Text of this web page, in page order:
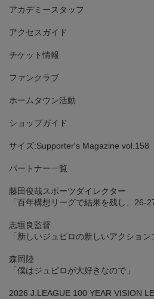
アカデミースタッフ
アクセスガイド
チケット情報
ファンクラブ
ホームタウン活動
ショップガイド
サイズ:Supporter's Magazine vol.158
パートナー一覧
藤田俊哉スポーツダイレクター
「百年構想リーグで結果を残し、26-
志垣良監督
「新しいジュビロの新しいアクション
森岡陸
「僕はジュビロが大好きなので」
2026 J.LEAGUE 100 YEAR VISION